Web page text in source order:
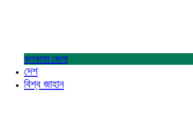
কলকাতা জেলা
দেশ
বিশ্ব জাহান